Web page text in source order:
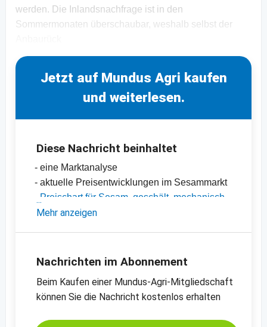
werden. Die Inlandsnachfrage ist in den
Sommermonaten überschaubar, weshalb selbst der
Jetzt auf Mundus Agri kaufen
und weiterlesen.
Diese Nachricht beinhaltet
- eine Marktanalyse
- aktuelle Preisentwicklungen im Sesammarkt
Preischart für Sesam, geschält, mechanisch
getrocknet, 99.95% Reinheit
-weitere Preischarts
Mehr anzeigen
Nachrichten im Abonnement
Beim Kaufen einer Mundus-Agri-Mitgliedschaft
können Sie die Nachricht kostenlos erhalten